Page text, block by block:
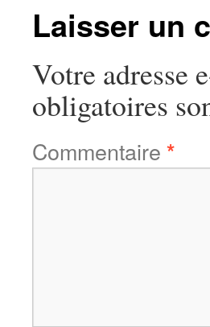
Laisser un
Votre adresse
obligatoires
Commentaire *